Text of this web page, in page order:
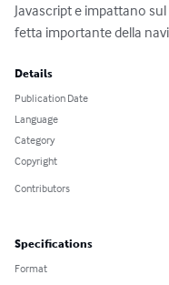
Javascript e impattano
fetta importante della
Details
Publication Date
Language
Category
Copyright
Contributors
Specifications
Format